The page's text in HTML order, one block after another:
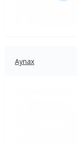
Aynax